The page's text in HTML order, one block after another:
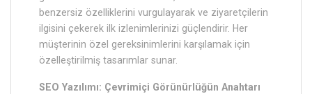
benzersiz özelliklerini vurgulayarak ve ziyaretçilerin
ilgisini çekerek ilk izlenimlerinizi güçlendirir. Her
müşterinin özel gereksinimlerini karşılamak için
özelleştirilmiş tasarımlar sunar.
SEO Yazılımı: Çevrimiçi Görünürlüğün Anahtarı